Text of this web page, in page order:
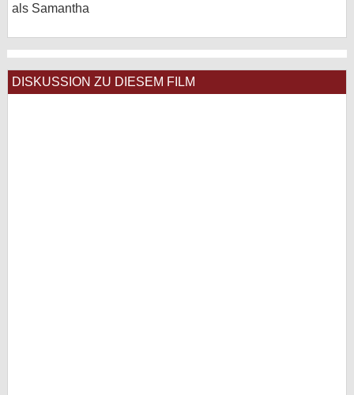
als Samantha
DISKUSSION ZU DIESEM FILM